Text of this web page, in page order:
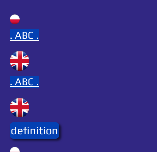
. ABC .
. ABC .
definition